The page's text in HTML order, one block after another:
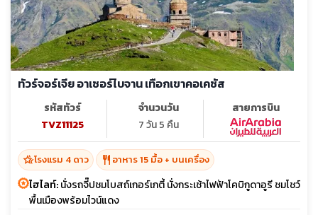
ทัวร์จอร์เจีย อาเซอร์ไบจาน เทือกเขาคอเคซัส
รหัสทัวร์
TVZ11125
จำนวนวัน
7 วัน 5 คืน
สายการบิน
hotel_classโรงแรม 4 ดาว restaurant อาหาร 15 มื้อ + บนเครื่อง
ไฮไลท์:นั่งรถจี๊ปชมโบสถ์เกอร์เกตี้ นั่งกระเช้าไฟฟ้าโคบิกูดาอูรี ชมโชว์
พื้นเมืองพร้อมไวน์แดง